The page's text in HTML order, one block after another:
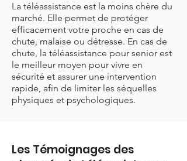
La téléassistance est la moins chère du
marché. Elle permet de protéger
efficacement votre proche en cas de
chute, malaise ou détresse. En cas de
chute, la téléassistance pour senior est
le meilleur moyen pour vivre en
sécurité et assurer une intervention
rapide, afin de limiter les séquelles
physiques et psychologiques.
Les Témoignages des